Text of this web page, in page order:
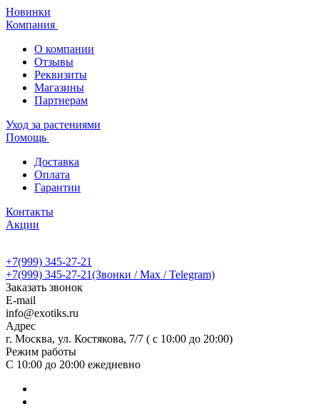
Новинки
Компания
О компании
Отзывы
Реквизиты
Магазины
Партнерам
Уход за растениями
Помощь
Доставка
Оплата
Гарантии
Контакты
Акции
+7(999) 345-27-21
+7(999) 345-27-21(Звонки / Max / Telegram)
Заказать звонок
E-mail
info@exotiks.ru
Адрес
г. Москва, ул. Костякова, 7/7 ( с 10:00 до 20:00)
Режим работы
С 10:00 до 20:00 ежедневно